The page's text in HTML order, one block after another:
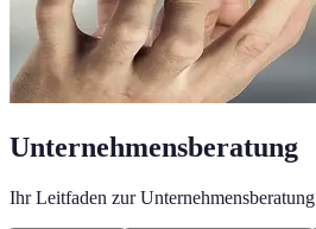
Unternehmensberatung
Ihr Leitfaden zur Unternehmensberatung